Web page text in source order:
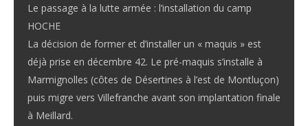
Le passage à la lutte armée : l’installation du camp
HOCHE
La décision de former et d’installer un « maquis » est
déjà prise en décembre 42. Le pré-maquis s’installe à
Marmignolles (côtes de Désertines à l’est de Montluçon)
puis migre vers Villefranche avant son implantation finale
à Meillard.